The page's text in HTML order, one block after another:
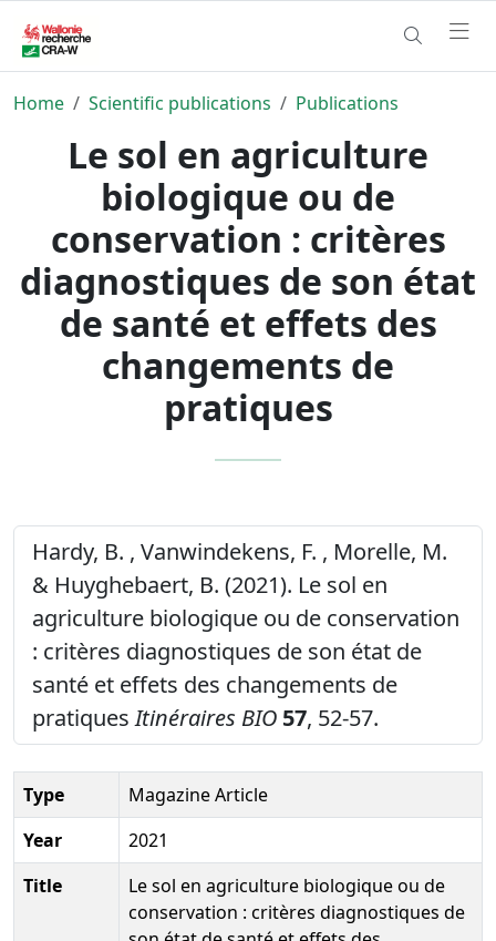
Home Scientific publications Publications
Le sol en agriculture
biologique ou de
conservation : critères
diagnostiques de son état
de santé et effets des
changements de
pratiques
Hardy, B. , Vanwindekens, F. , Morelle, M.
& Huyghebaert, B. (2021). Le sol en
agriculture biologique ou de conservation
: critères diagnostiques de son état de
santé et effets des changements de
pratiquesItinéraires BIO 57, 52-57.
Type
Magazine Article
Year
2021
Title
Le sol en agriculture biologique ou de
conservation : critères diagnostiques de